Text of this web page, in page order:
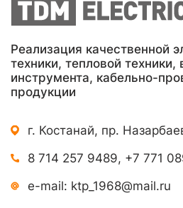
Реализация качественной
техники, тепловой техники,
инструмента, кабельно-
продукции
г. Костанай, пр.
8 714 257 9489, +7 771
e-mail: ktp_1968@mail.ru